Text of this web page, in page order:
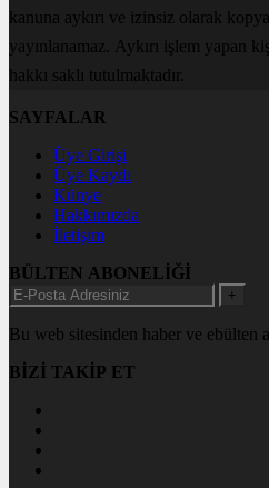
kanuna aykırı ve izinsiz olarak
yayınlanamaz. Aykırı işlem yapan
hakkı saklı tutulmaktadır.
SAYFALAR
Üye Girişi
Üye Kaydı
Künye
Hakkımızda
İletişim
BÜLTEN ABONELİĞİ
+
Bu web sitesinden haber ve ebülten
BİZİ TAKİP ET